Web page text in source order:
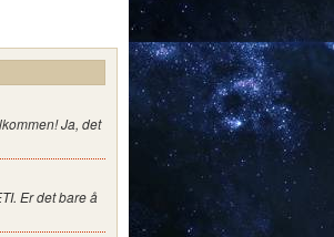
Ja, det
Er det bare å